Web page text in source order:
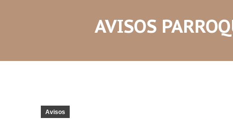
AVISOS
Avisos